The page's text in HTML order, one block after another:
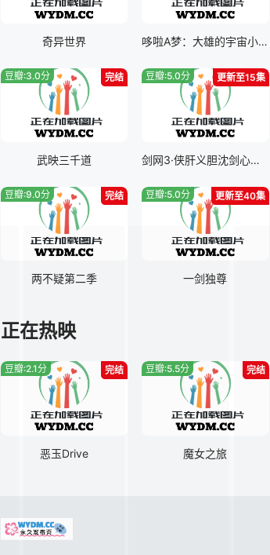
奇异世界 哆啦A梦：大雄的宇宙小战争二0二一
完结
豆瓣:3.0分
武映三千道
更新至15集
豆瓣:5.0分
剑网3·侠肝义胆沈剑心第三季
完结
豆瓣:9.0分
两不疑第二季
更新至40集
豆瓣:5.0分
一剑独尊
正在热映
完结
豆瓣:2.1分
恶玉Drive
完结
豆瓣:5.5分
魔女之旅